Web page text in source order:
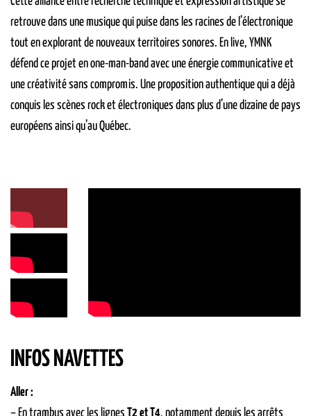
retrouve dans une musique qui puise dans les racines de l’électronique
tout en explorant de nouveaux territoires sonores. En live, YMNK
défend ce projet en one-man-band avec une énergie communicative et
une créativité sans compromis. Une proposition authentique qui a déjà
conquis les scènes rock et électroniques dans plus d’une dizaine de pays
européens ainsi qu’au Québec.
INFOS NAVETTES
Aller :